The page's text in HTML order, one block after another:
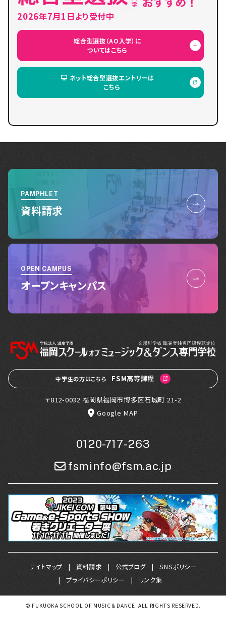
2026年7月1日より受付中
総合型選抜（AO入学）に
ついてはこちら
ネット総合型選抜エントリーは
こちら
PAMPHLET
資料請求
OPEN CAMPUS
オープンキャンパス
中学生の方はこちら FSM高等課程
〒812-0032 福岡県福岡市博多区石城町 21-2
Google MAP
0120-717-263
fsminfo@fsm.ac.jp
サイトマップ 資料請求 公式ブログ
SNSポリシー
プライバシーポリシー
リンク集
© FUKUOKA SCHOOL OF MUSIC & DANCE. ALL RIGHTS RESERVED.